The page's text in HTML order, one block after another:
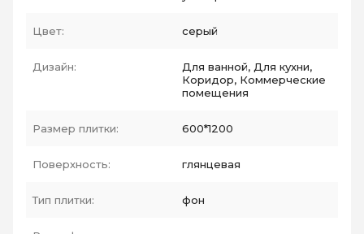
Цвет: серый
Дизайн:
Для ванной, Для кухни,
Коридор, Коммерческие
помещения
Размер плитки: 600*1200
Поверхность: глянцевая
Тип плитки: фон